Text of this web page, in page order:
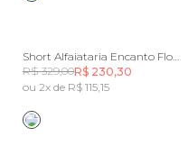
Short Alfaiataria Encanto Floral
R$ 329,00R$ 230,30
ou 2x de R$ 115,15